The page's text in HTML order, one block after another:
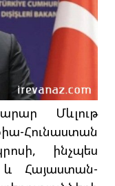
Մևլութ
Հունաստան
ինչպես
Հայաստան-